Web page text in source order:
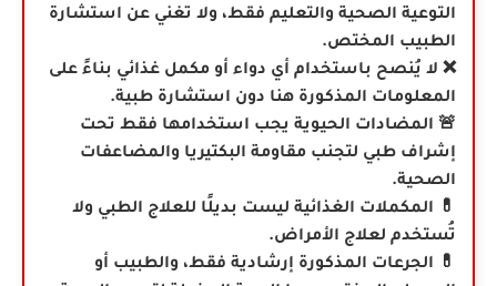
التوعية الصحية والتعليم فقط، ولا تغني عن استشارة
الطبيب المختص.
❌ لا يُنصح باستخدام أي دواء أو مكمل غذائي بناءً على
المعلومات المذكورة هنا دون استشارة طبية.
🚨 المضادات الحيوية يجب استخدامها فقط تحت
إشراف طبي لتجنب مقاومة البكتيريا والمضاعفات
الصحية.
💊 المكملات الغذائية ليست بديلًا للعلاج الطبي ولا
تُستخدم لعلاج الأمراض.
💊 الجرعات المذكورة إرشادية فقط، والطبيب أو